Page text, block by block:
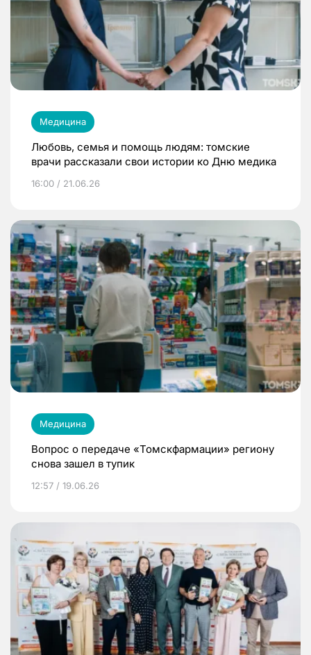
Медицина
Любовь, семья и помощь людям: томские
врачи рассказали свои истории ко Дню медика
16:00 / 21.06.26
Медицина
Вопрос о передаче «Томскфармации» региону
снова зашел в тупик
12:57 / 19.06.26